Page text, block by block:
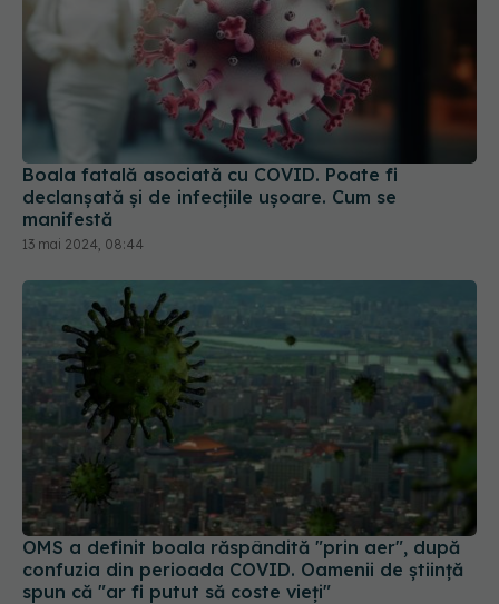
Boala fatală asociată cu COVID. Poate fi
declanșată și de infecțiile ușoare. Cum se
manifestă
13 mai 2024, 08:44
OMS a definit boala răspândită "prin aer", după
confuzia din perioada COVID. Oamenii de știință
spun că "ar fi putut să coste vieți"